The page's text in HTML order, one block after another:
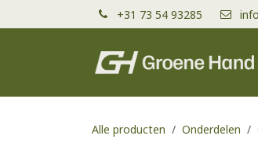
Overslaan naar inhoud +31 73 54 93285
Alle producten Onderdelen